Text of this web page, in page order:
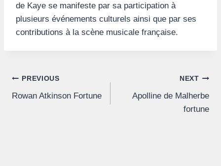
de Kaye se manifeste par sa participation à
plusieurs événements culturels ainsi que par ses
contributions à la scène musicale française.
Post
navigation
PREVIOUS
Rowan Atkinson Fortune
NEXT
Apolline de Malherbe
fortune